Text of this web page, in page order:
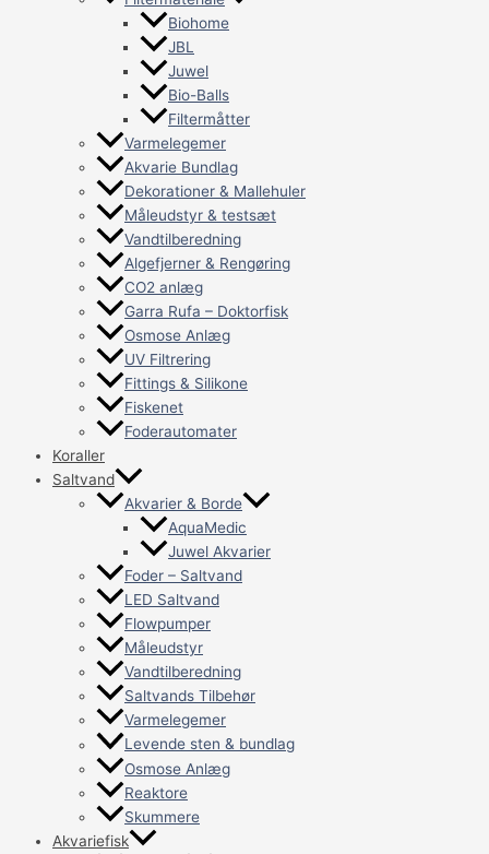
Biohome
JBL
Juwel
Bio-Balls
Filtermåtter
Varmelegemer
Akvarie Bundlag
Dekorationer & Mallehuler
Måleudstyr & testsæt
Vandtilberedning
Algefjerner & Rengøring
CO2 anlæg
Garra Rufa – Doktorfisk
Osmose Anlæg
UV Filtrering
Fittings & Silikone
Fiskenet
Foderautomater
Koraller
Saltvand
Akvarier & Borde
AquaMedic
Juwel Akvarier
Foder – Saltvand
LED Saltvand
Flowpumper
Måleudstyr
Vandtilberedning
Saltvands Tilbehør
Varmelegemer
Levende sten & bundlag
Osmose Anlæg
Reaktore
Skummere
Akvariefisk